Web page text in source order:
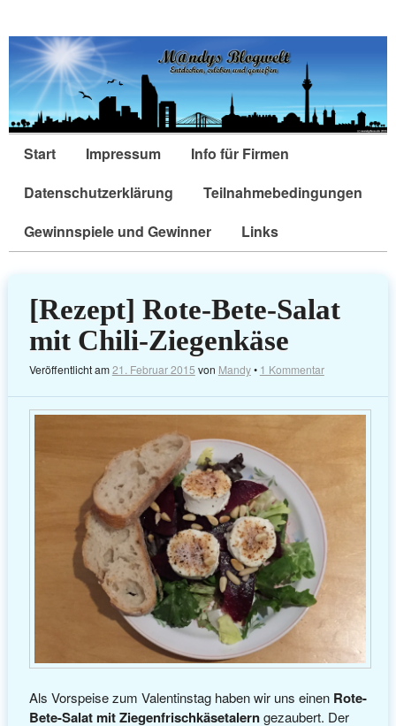
Start Impressum
Info für Firmen
Datenschutzerklärung
Teilnahmebedingungen
Gewinnspiele und Gewinner
Links
[Rezept] Rote-Bete-Salat
mit Chili-Ziegenkäse
Veröffentlicht am21. Februar 2015 von Mandy• 1 Kommentar
Als Vorspeise zum Valentinstag haben wir uns einen Rote-
Bete-Salat mit Ziegenfrischkäsetalerngezaubert. Der